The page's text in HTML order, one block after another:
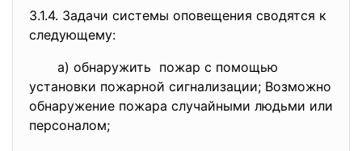
3.1.4. Задачи системы оповещения сводятся к
следующему:
а) обнаружить пожар с помощью
установки пожарной сигнализации; Возможно
обнаружение пожара случайными людьми или
персоналом;